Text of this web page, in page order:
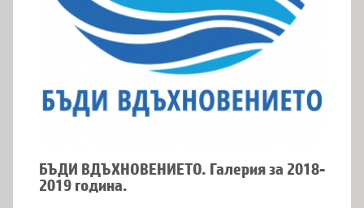
БЪДИ ВДЪХНОВЕНИЕТО. Галерия за 2018-
2019 година.